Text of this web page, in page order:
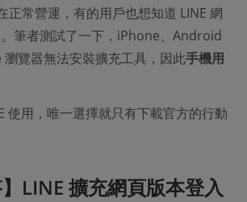
正常營運，有的用戶也想知道 LINE 網
筆者測試了一下，iPhone、Android
覽器無法安裝擴充工具，因此手機用
使用，唯一選擇就只有下載官方的行動
】LINE 擴充網頁版本登入